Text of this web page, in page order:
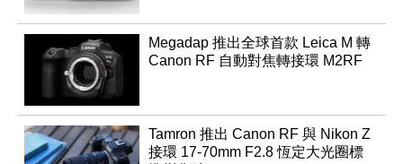
Megadap 推出全球首款 Leica M 轉
Canon RF 自動對焦轉接環 M2RF
Tamron 推出 Canon RF 與 Nikon Z
接環 17-70mm F2.8 恆定大光圈標